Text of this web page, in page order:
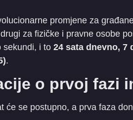
promjene za
za fizičke i pravne osobe
sekundi, i to 24 sata dnevno, 7
.
o prvoj fazi
će se postupno, a prva faza